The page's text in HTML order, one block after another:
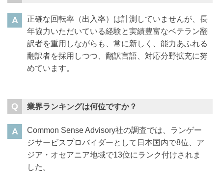
正確な回転率（出入率）は計測していませんが、長
年協力いただいている経験と実績豊富なベテラン翻
訳者を重用しながらも、常に新しく、能力あふれる
翻訳者を採用しつつ、翻訳言語、対応分野拡充に努
めています。
業界ランキングは何位ですか？
Common Sense Advisory社の調査では、ランゲー
ジサービスプロバイダーとして日本国内で8位、ア
ジア・オセアニア地域で13位にランク付けされま
した。